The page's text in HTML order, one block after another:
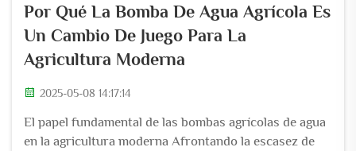
Por Qué La Bomba De Agua Agrícola Es
Un Cambio De Juego Para La
Agricultura Moderna
2025-05-08 14:17:14
El papel fundamental de las bombas agrícolas de agua
en la agricultura moderna Afrontando la escasez de